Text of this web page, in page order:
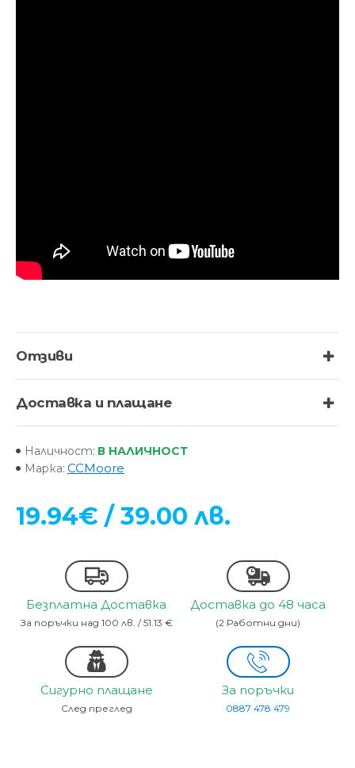
Отзиви
Доставка и плащане
Наличност: В НАЛИЧНОСТ
Марка: CCMoore
19.94€ / 39.00 лв.
Безплатна Доставка
За поръчки над 100 лв. / 51.13 €
Доставка до 48 часа
(2 Работни дни)
Сигурно плащане
След преглед
За поръчки
0887 478 479